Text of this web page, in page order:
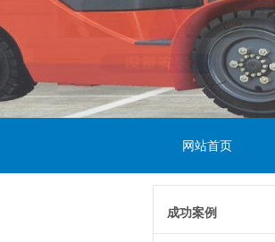
网站首页
成功案例